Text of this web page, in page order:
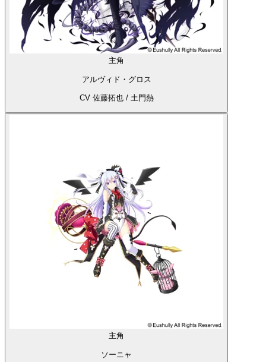
主角
アルヴィド・グロス
CV 佐藤拓也 / 土門熱
主角
ソーニャ